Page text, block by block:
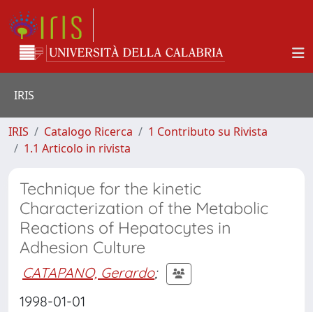
IRIS
IRIS Catalogo Ricerca
1 Contributo su Rivista
1.1 Articolo in rivista
Technique for the kinetic
Characterization of the Metabolic
Reactions of Hepatocytes in
Adhesion Culture
CATAPANO, Gerardo;
1998-01-01